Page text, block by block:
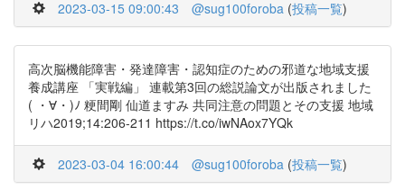
2023-03-15 09:00:43 @sug100foroba (投稿一覧)
高次脳機能障害・発達障害・認知症のための邪道な地域支援
養成講座 「実戦編」 連載第3回の総説論文が出版されました
( ・∀・)ﾉ 粳間剛 仙道ますみ 共同注意の問題とその支援 地域
リハ2019;14:206-211 https://t.co/iwNAox7YQk
2023-03-04 16:00:44 @sug100foroba (投稿一覧)